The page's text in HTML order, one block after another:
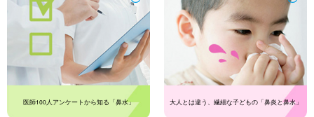
医師100人アンケートから知る「鼻水」 大人とは違う、繊細な子どもの「鼻炎と鼻水」